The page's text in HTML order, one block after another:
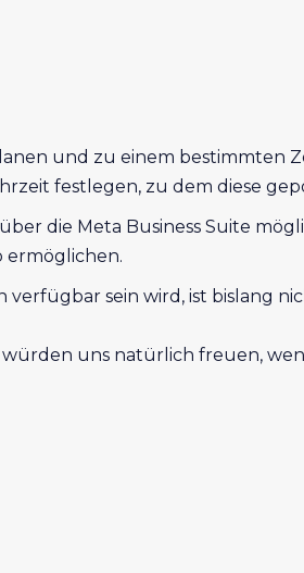
und zu einem bestimmten
festlegen, zu dem diese
die Meta Business Suite
ermöglichen.
sein wird, ist bislang
uns natürlich freuen,